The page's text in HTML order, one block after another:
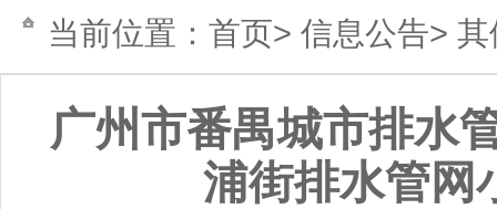
当前位置： 首页> 信息公告> 其
广州市番禺城市排水
浦街排水管网